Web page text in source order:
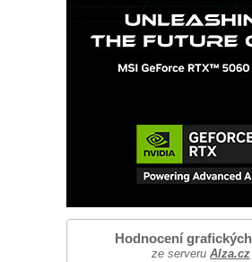
Hodnocení
ze serveru Alza.cz